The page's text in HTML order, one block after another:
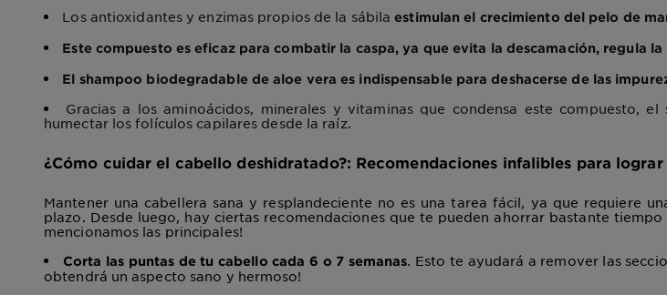
Los antioxidantes y enzimas propios de la sábilaestimulan el crecimiento del pelo de
Este compuesto es eficaz para combatir la caspa, ya que evita la descamación, regula
El shampoo biodegradable de aloe vera es indispensable para deshacerse de las
Gracias a los aminoácidos, minerales y vitaminas que condensa este compuesto,
humectar los folículos capilares desde la raíz.
¿Cómo cuidar el cabello deshidratado?: Recomendaciones infalibles para lograr
Mantener una cabellera sana y resplandeciente no es una tarea fácil, ya que requiere
plazo. Desde luego, hay ciertas recomendaciones que te pueden ahorrar bastante
mencionamos las principales!
Corta las puntas de tu cabello cada 6 o 7 semanas. Esto te ayudará a remover las
obtendrá un aspecto sano y hermoso!